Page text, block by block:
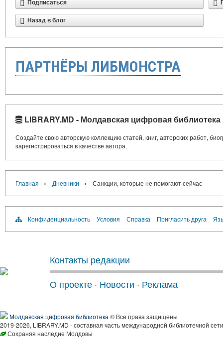
Подписаться
Назад в блог
ПАРТНЁРЫ ЛИБМОНСТРА
LIBRARY.MD - Молдавская цифровая библиотека
Создайте свою авторскую коллекцию статей, книг, авторских работ,
зарегистрироваться в качестве автора.
Главная › Дневники › Санкции, которые не помогают сейчас
Конфиденциальность Условия Справка Пригласить друга
Контакты редакции
О проекте · Новости · Реклама
Молдавская цифровая библиотека © Все права защищены
2019-2026, LIBRARY.MD - составная часть международной библиотечной
Сохраняя наследие Молдовы